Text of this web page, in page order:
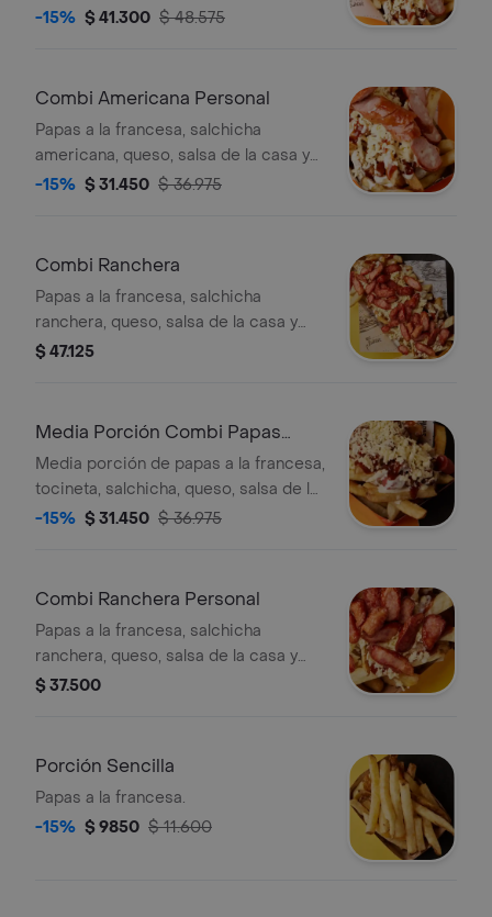
bbq. (imagen de referencia).
-15% $ 41.300 $ 48.575
Combi Americana Personal
Papas a la francesa, salchicha
americana, queso, salsa de la casa y
bbq. (imagen de referencia).
-15% $ 31.450 $ 36.975
Combi Ranchera
Papas a la francesa, salchicha
ranchera, queso, salsa de la casa y
bbq. (imagen de referencia).
$ 47.125
Media Porción Combi Papas
Especial
Media porción de papas a la francesa,
tocineta, salchicha, queso, salsa de la
casa y bbq. (imagen de referencia).
-15% $ 31.450 $ 36.975
Combi Ranchera Personal
Papas a la francesa, salchicha
ranchera, queso, salsa de la casa y
bbq. (imagen de referencia).
$ 37.500
Porción Sencilla
Papas a la francesa.
-15% $ 9850 $ 11.600